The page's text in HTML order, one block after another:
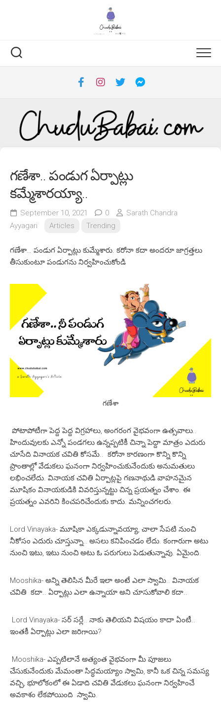
గణేశా.. పండుగ ఏర్పాట్లు
కమ్మేశారయ్యా..
September 10, 2021 0
Sarath Chandra
Ayyagari
Articles Trending
గణేశా… పండుగ ఏర్పాట్లు కుమ్మేశారు. కరోనా కదా అందరూ జాగ్రత్తలు
తీసుకుంటూ పండుగను నిర్వహించుకోండి
గణేశా
పోటాపోటీగా పెద్ద పెద్ద విగ్రహాలు, అంగరంగ వైభవంగా ఉత్సవాలు..
హిందువులకు ఎన్నో పండగలు ఉన్నప్పటికీ చిన్నా పెద్దా మాత్రం ఎదురు
చూసేది వినాయక చవితి కోసమే.. కరోనా కారణంగా కొన్ని కొన్ని
ప్రాంతాల్లో వేడుకలు ఘనంగా నిర్వహించుకునేందుకు అనుమతులు
లభించలేదు. వినాయక చవితి ఏర్పాట్లపై గణనాథుడి వాహనమైన
మూషికం వినాయకుడికి వివరిస్తున్నట్టు చిన్న ప్రయత్నం చేశాం. ఈ
ప్రయత్నం ఎవరిని కించపరిచేందుకు కాదు. మన్నించగలరు.
Lord Vinayaka- మూషికా ఎక్కడున్నావయ్యా, చాలా సేపటి నుంచి
నీకోసం ఎదురు చూస్తున్నా.. అసలు కనిపించడం లేదు. కంగారుగా అటు
నుంచి ఇటు, ఇటు నుంచి అటు ఓ పరుగులు పెడుతున్నావు. ఏమైంది.
Mooshika- అన్ని తెలిసిన మీరే ఇలా అంటే ఎలా స్వామి.. వినాయక
చవితి కదా.. ఏర్పాట్లు ఎలా ఉన్నాయా అని చూసుకోవాలి కదా..
Lord Vinayaka- సర్ సర్లే.. నాకు తెలియని విషయం కాదా ఏంటీ..
ఇంతకీ ఏర్పాట్లు ఎలా జరిగాయి?
Mooshika- ఎప్పటిలానే అత్యంత వైభవంగా మీ పూజలు
చేసుకునేందుకు మేమంతా సిద్ధమయ్యాం స్వామి, కానీ ఒక చిన్న సమస్య
వచ్చి, భూలోకంలో ఈ ఏడాది చవితి వేడుకలు ఘనంగా నిర్వహించే
అవకాశం లేకపోయింది స్వామి.